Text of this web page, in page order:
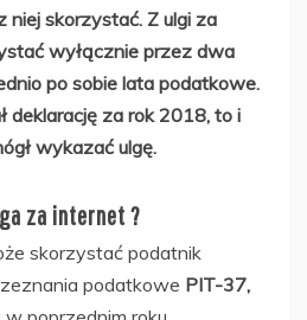
skorzystać. Z ulgi za
wyłącznie przez dwa
po sobie lata podatkowe.
deklarację za rok 2018, to i
wykazać ulgę.
za internet ?
skorzystać podatnik
podatkowe PIT-37,